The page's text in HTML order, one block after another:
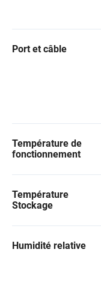
Port et câble
Température de
fonctionnement
Température
Stockage
Humidité relative